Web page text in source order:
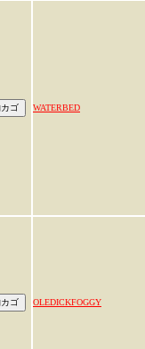
WATERBED
OLEDICKFOGGY